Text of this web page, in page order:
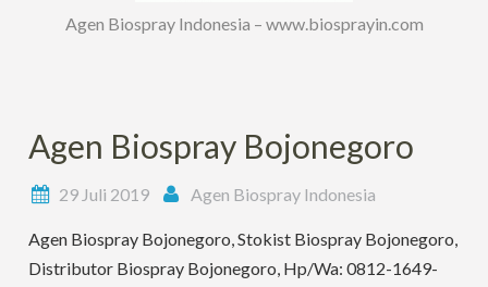
Agen Biospray Indonesia – www.biosprayin.com
Agen Biospray Bojonegoro
29 Juli 2019 Agen Biospray Indonesia
Agen Biospray Bojonegoro, Stokist Biospray Bojonegoro,
Distributor Biospray Bojonegoro, Hp/Wa: 0812-1649-